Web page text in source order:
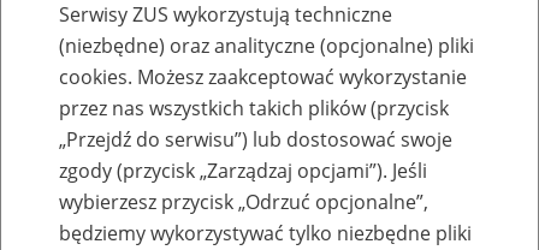
Praca w ZUS
Lista ofert pracy erecruiter jest tymczasowo niedostępny.
Serwisy ZUS wykorzystują techniczne
(niezbędne) oraz analityczne (opcjonalne) pliki
cookies. Możesz zaakceptować wykorzystanie
przez nas wszystkich takich plików (przycisk
„Przejdź do serwisu”) lub dostosować swoje
zgody (przycisk „Zarządzaj opcjami”). Jeśli
wybierzesz przycisk „Odrzuć opcjonalne”,
będziemy wykorzystywać tylko niezbędne pliki